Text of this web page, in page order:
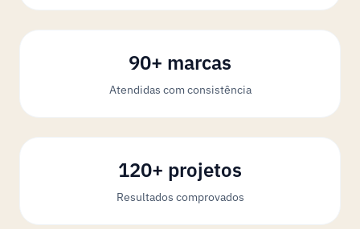
90+ marcas
Atendidas com consistência
120+ projetos
Resultados comprovados